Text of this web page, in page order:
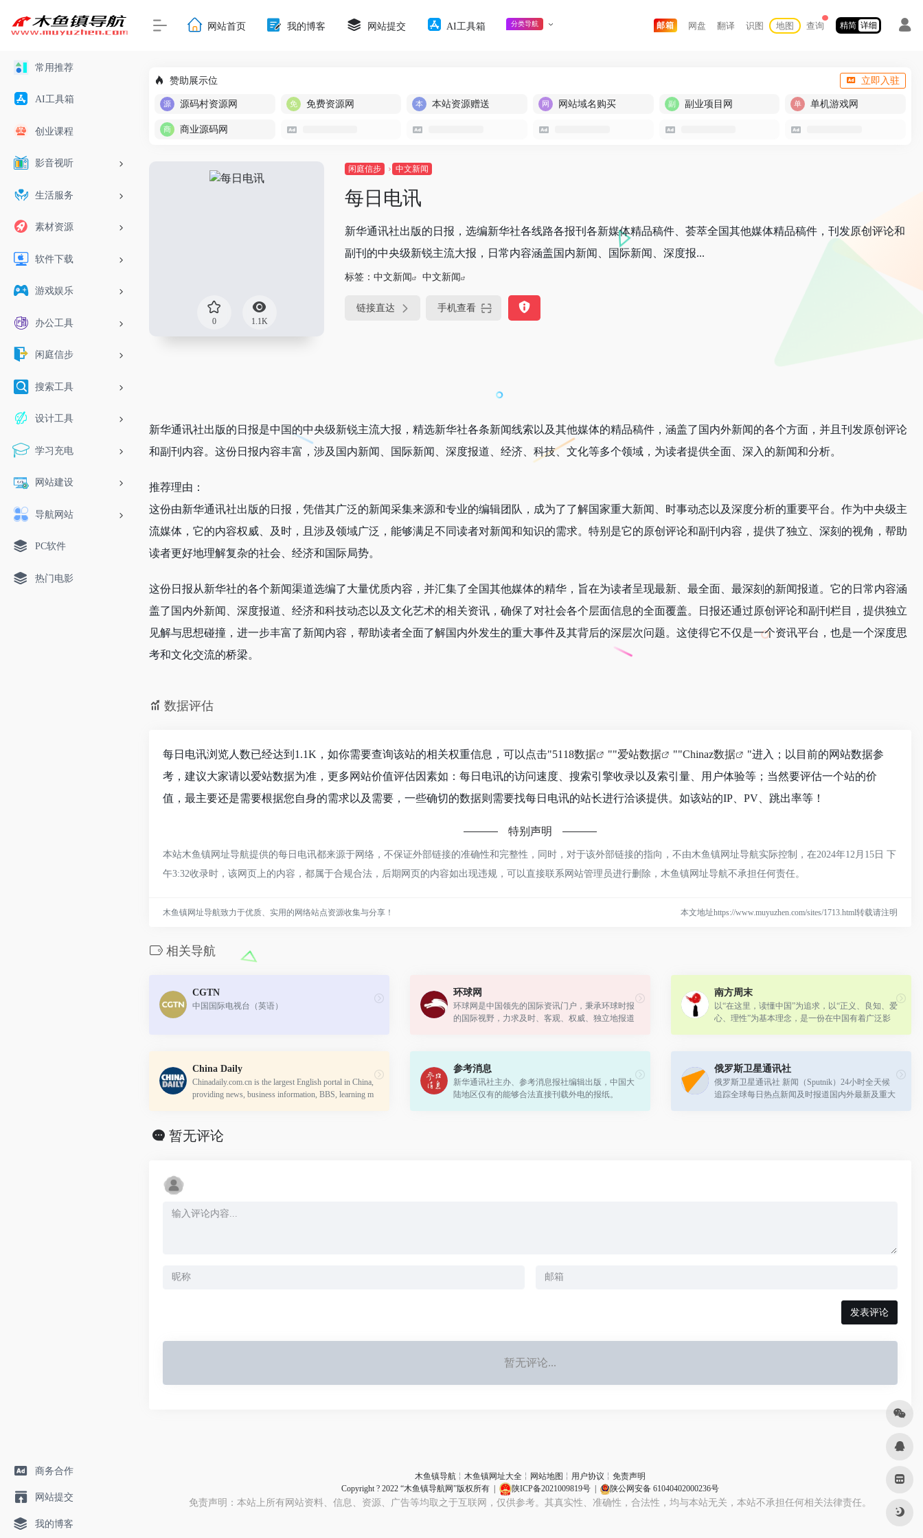
常用推荐
AI工具箱
创业课程
影音视听
生活服务
素材资源
软件下载
游戏娱乐
办公工具
闲庭信步
搜索工具
设计工具
学习充电
网站建设
导航网站
PC软件
热门电影
商务合作
网站提交
我的博客
网站首页 我的博客 网站提交 AI工具箱 分类导航 邮箱 网盘 翻译 识图 地图 查询 精简 详细
赞助展示位 立即入驻
源码村资源网 免费资源网 本站资源赠送 网站域名购买 副业项目网 单机游戏网
商业源码网
0 1.1K
闲庭信步 中文新闻
每日电讯
新华通讯社出版的日报，选编新华社各线路各报刊各新媒体精品稿件、荟萃全国其他媒体精品稿件，刊发原创评论和
副刊的中央级新锐主流大报，日常内容涵盖国内新闻、国际新闻、深度报...
标签： 中文新闻 中文新闻
链接直达 手机查看
新华通讯社出版的日报是中国的中央级新锐主流大报，精选新华社各条新闻线索以及其他媒体的精品稿件，涵盖了国内外新闻的各个方面，并且刊发原创评论
和副刊内容。这份日报内容丰富，涉及国内新闻、国际新闻、深度报道、经济、科技、文化等多个领域，为读者提供全面、深入的新闻和分析。
推荐理由：
这份由新华通讯社出版的日报，凭借其广泛的新闻采集来源和专业的编辑团队，成为了了解国家重大新闻、时事动态以及深度分析的重要平台。作为中央级主
流媒体，它的内容权威、及时，且涉及领域广泛，能够满足不同读者对新闻和知识的需求。特别是它的原创评论和副刊内容，提供了独立、深刻的视角，帮助
读者更好地理解复杂的社会、经济和国际局势。
这份日报从新华社的各个新闻渠道选编了大量优质内容，并汇集了全国其他媒体的精华，旨在为读者呈现最新、最全面、最深刻的新闻报道。它的日常内容涵
盖了国内外新闻、深度报道、经济和科技动态以及文化艺术的相关资讯，确保了对社会各个层面信息的全面覆盖。日报还通过原创评论和副刊栏目，提供独立
见解与思想碰撞，进一步丰富了新闻内容，帮助读者全面了解国内外发生的重大事件及其背后的深层次问题。这使得它不仅是一个资讯平台，也是一个深度思
考和文化交流的桥梁。
数据评估
每日电讯浏览人数已经达到1.1K，如你需要查询该站的相关权重信息，可以点击"5118数据 ""爱站数据 ""Chinaz数据
"进入；以目前的网站数据参
考，建议大家请以爱站数据为准，更多网站价值评估因素如：每日电讯的访问速度、搜索引擎收录以及索引量、用户体验等；当然要评估一个站的价
值，最主要还是需要根据您自身的需求以及需要，一些确切的数据则需要找每日电讯的站长进行洽谈提供。如该站的IP、PV、跳出率等！
特别声明
本站木鱼镇网址导航提供的每日电讯都来源于网络，不保证外部链接的准确性和完整性，同时，对于该外部链接的指向，不由木鱼镇网址导航实际控制，在2024年12月15日 下
午3:32收录时，该网页上的内容，都属于合规合法，后期网页的内容如出现违规，可以直接联系网站管理员进行删除，木鱼镇网址导航不承担任何责任。
木鱼镇网址导航致力于优质、实用的网络站点资源收集与分享！ 本文地址https://www.muyuzhen.com/sites/1713.html转载请注明
相关导航
CGTN
中国国际电视台（英语）
环球网
环球网是中国领先的国际资讯门户，秉承环球时报
的国际视野，力求及时、客观、权威、独立地报道
南方周末
以“在这里，读懂中国”为追求，以“正义、良知、爱
心、理性”为基本理念，是一份在中国有着广泛影
China Daily
Chinadaily.com.cn is the largest English portal in China,
providing news, business information, BBS, learning m
参考消息
新华通讯社主办、参考消息报社编辑出版，中国大
陆地区仅有的能够合法直接刊载外电的报纸。
俄罗斯卫星通讯社
俄罗斯卫星通讯社 新闻（Sputnik）24小时全天候
追踪全球每日热点新闻及时报道国内外最新及重大
暂无评论
发表评论
暂无评论...
木鱼镇导航 ╎ 木鱼镇网址大全 ╎ 网站地图 ╎ 用户协议 ╎ 免责声明
Copyright ? 2022 “木鱼镇导航网”版权所有 |
陕ICP备2021009819号 | 陕公网安备 61040402000236号
免责声明：本站上所有网站资料、信息、资源、广告等均取之于互联网，仅供参考。其真实性、准确性，合法性，均与本站无关，本站不承担任何相关法律责任。